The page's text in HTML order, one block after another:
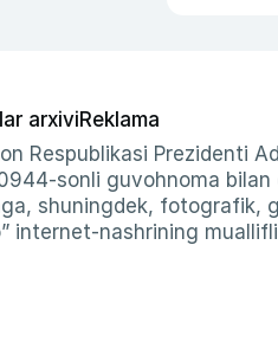
arxiviReklama
Respublikasi Prezidenti
sonli guvohnoma
shuningdek, fotografik,
internet-nashrining